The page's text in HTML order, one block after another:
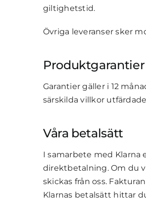
giltighetstid.
Övriga leveranser sker
Produktgarantier
Garantier gäller i 12
särskilda villkor
Våra betalsätt
I samarbete med
direktbetalning. Om du
skickas från oss.
Klarnas betalsätt hittar